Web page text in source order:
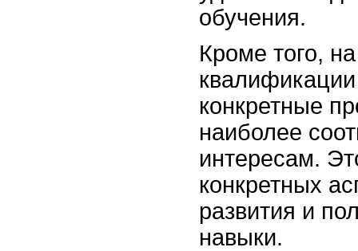
обучения.
Кроме того,
конкретные
наиболее
интересам.
конкретных
развития и
навыки.